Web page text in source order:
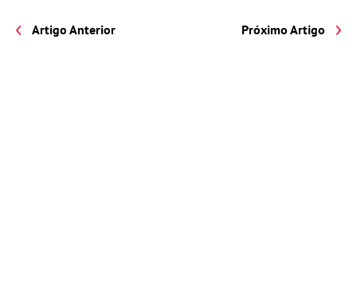
Artigo Anterior Próximo Artigo